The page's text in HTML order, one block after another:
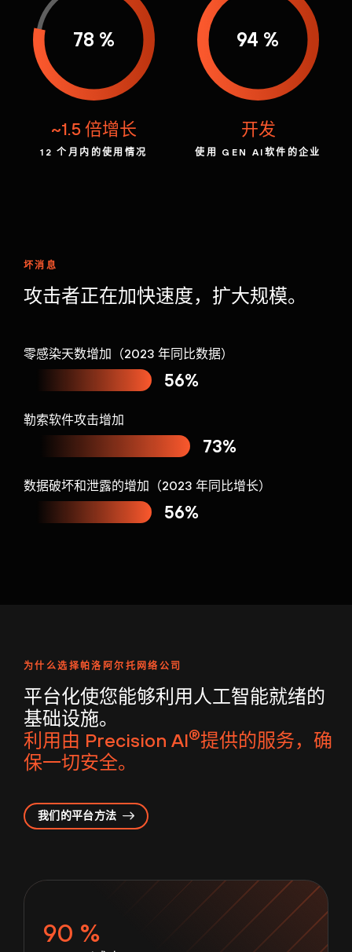
78 %
~1.5 倍增长
12 个月内的使用情况
94 %
开发
使用 GEN AI 软件的企业
零感染天数增加（2023 年同比数据）
56%
勒索软件攻击增加
73%
数据破坏和泄露的增加（2023 年同比增长）
56%
坏消息
攻击者正在加快速度，扩大规模。
为什么选择帕洛阿尔托网络公司
平台化使您能够利用人工智能就绪的
基础设施。
利用由 Precision AI®提供的服务，确
保一切安全。
我们的平台方法
90 %